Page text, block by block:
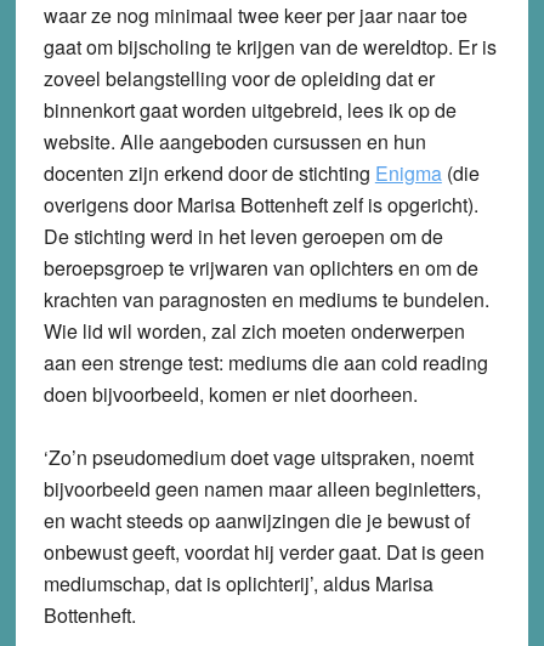
waar ze nog minimaal twee keer per jaar naar toe
gaat om bijscholing te krijgen van de wereldtop. Er is
zoveel belangstelling voor de opleiding dat er
binnenkort gaat worden uitgebreid, lees ik op de
website. Alle aangeboden cursussen en hun
docenten zijn erkend door de stichting Enigma(die
overigens door Marisa Bottenheft zelf is opgericht).
De stichting werd in het leven geroepen om de
beroepsgroep te vrijwaren van oplichters en om de
krachten van paragnosten en mediums te bundelen.
Wie lid wil worden, zal zich moeten onderwerpen
aan een strenge test: mediums die aan cold reading
doen bijvoorbeeld, komen er niet doorheen.
‘Zo’n pseudomedium doet vage uitspraken, noemt
bijvoorbeeld geen namen maar alleen beginletters,
en wacht steeds op aanwijzingen die je bewust of
onbewust geeft, voordat hij verder gaat. Dat is geen
mediumschap, dat is oplichterij’, aldus Marisa
Bottenheft.